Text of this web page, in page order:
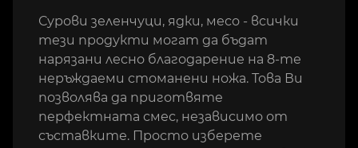
Сурови зеленчуци, ядки, месо - всички
тези продукти могат да бъдат
нарязани лесно благодарение на 8-те
неръждаеми стоманени ножа. Това Ви
позволява да приготвяте
перфектната смес, независимо от
съставките. Просто изберете